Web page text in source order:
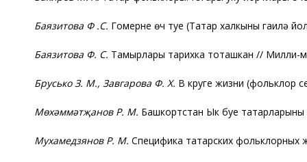
Баязитова Ф .С. Гомернең өч туе (Татар халкының гаилә
Баязитова Ф. С. Тамырлары тарихка тоташкан // Милли-
Брусько З. М., Завгарова Ф. Х. В круге жизни (фольклор
Мөхәммәтҗанов Р. М. Башкортстан Ык буе
Мухамедзянов Р. М. Специфика татарских фольклорных